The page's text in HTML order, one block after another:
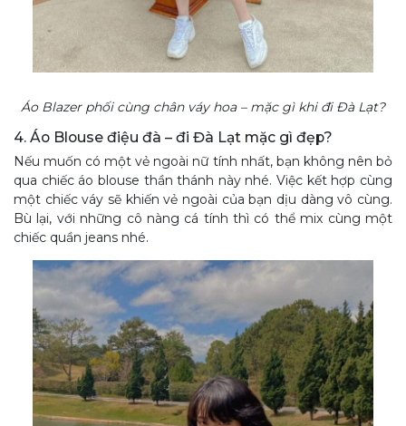
Áo Blazer phối cùng chân váy hoa – mặc gì khi đi Đà Lạt?
4. Áo Blouse điệu đà – đi Đà Lạt mặc gì đẹp?
Nếu muốn có một vẻ ngoài nữ tính nhất, bạn không nên bỏ
qua chiếc áo blouse thần thánh này nhé. Việc kết hợp cùng
một chiếc váy sẽ khiến vẻ ngoài của bạn dịu dàng vô cùng.
Bù lại, với những cô nàng cá tính thì có thể mix cùng một
chiếc quần jeans nhé.